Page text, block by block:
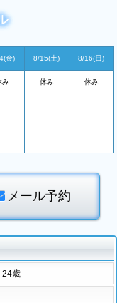
金) 8/15(土) 8/16(日)
み 休み 休み
メール予約
24歳